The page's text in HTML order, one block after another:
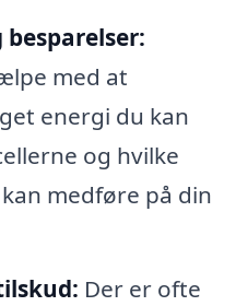
med at
energi du kan
og hvilke
medføre på din
Der er ofte